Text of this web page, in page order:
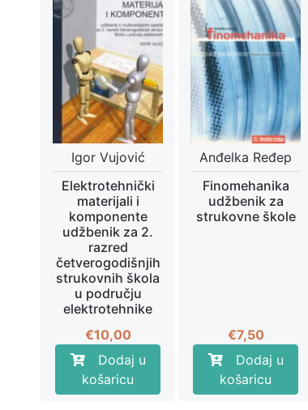
Igor Vujović
Elektrotehnički
materijali i
komponente
udžbenik za 2.
razred
četverogodišnjih
strukovnih škola
u području
elektrotehnike
€10,00
Dodaj u
košaricu
Anđelka Ređep
Finomehanika
udžbenik za
strukovne škole
€7,50
Dodaj u
košaricu